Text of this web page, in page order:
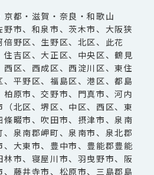
都・滋賀・奈良・和歌山
市、和泉市、茨木市、大阪狭
野区、生野区、北区、此花
吉区、大正区、中央区、鶴見
区、西成区、西淀川区、東住
平野区、福島区、港区、都島
原市、交野市、門真市、河内
北区、堺区、中区、西区、東
畷市、吹田市、摂津市、泉南
泉南郡岬町、泉南市、泉北郡
大東市、豊中市、豊能郡豊能
市、寝屋川市、羽曳野市、阪
藤井寺市、松原市、三島郡島